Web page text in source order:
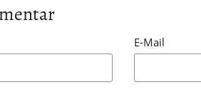
E-Mail